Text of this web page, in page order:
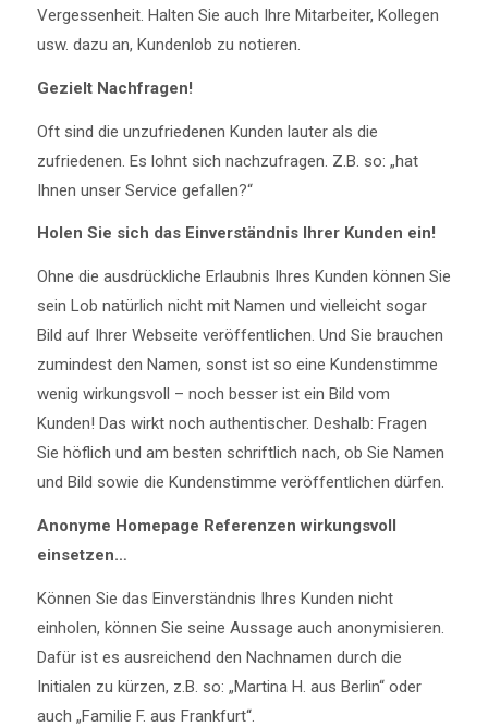
Vergessenheit. Halten Sie auch Ihre Mitarbeiter, Kollegen
usw. dazu an, Kundenlob zu notieren.
Gezielt Nachfragen!
Oft sind die unzufriedenen Kunden lauter als die
zufriedenen. Es lohnt sich nachzufragen. Z.B. so: „hat
Ihnen unser Service gefallen?“
Holen Sie sich das Einverständnis Ihrer Kunden ein!
Ohne die ausdrückliche Erlaubnis Ihres Kunden können Sie
sein Lob natürlich nicht mit Namen und vielleicht sogar
Bild auf Ihrer Webseite veröffentlichen. Und Sie brauchen
zumindest den Namen, sonst ist so eine Kundenstimme
wenig wirkungsvoll – noch besser ist ein Bild vom
Kunden! Das wirkt noch authentischer. Deshalb: Fragen
Sie höflich und am besten schriftlich nach, ob Sie Namen
und Bild sowie die Kundenstimme veröffentlichen dürfen.
Anonyme Homepage Referenzen wirkungsvoll
einsetzen…
Können Sie das Einverständnis Ihres Kunden nicht
einholen, können Sie seine Aussage auch anonymisieren.
Dafür ist es ausreichend den Nachnamen durch die
Initialen zu kürzen, z.B. so: „Martina H. aus Berlin“ oder
auch „Familie F. aus Frankfurt“.